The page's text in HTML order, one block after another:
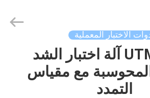
الاختبار المعملية
UTM 20KN آلة اختبار الشد
المحوسبة مع مقياس
التمدد